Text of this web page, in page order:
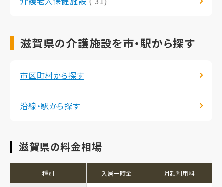
滋賀県の介護施設を市・駅から探す
市区町村から探す
沿線・駅から探す
滋賀県の料金相場
種別 入居一時金 月額利用料